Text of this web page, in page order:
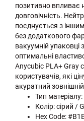
позитивно впливає
довговічність.
поєднується з
без додаткового
вакуумній
оптимальні
Anycubic PLA+ Gray
користувачів, які
акуратний
Тип
Колір: сірий /
Hex Code: